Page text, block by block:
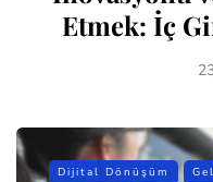
Etmek: İç
Dijital Dönüşüm